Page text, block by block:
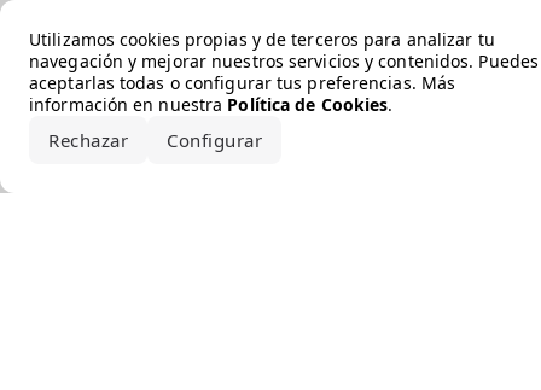
Utilizamos cookies propias y de terceros para analizar tu
navegación y mejorar nuestros servicios y contenidos. Puedes
aceptarlas todas o configurar tus preferencias. Más
información en nuestra Política de Cookies.
Rechazar Configurar
Error loading the brand